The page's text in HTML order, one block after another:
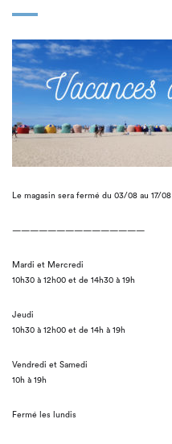
Le magasin sera fermé du 03/08 au 17/08
———————————————
Mardi et Mercredi
10h30 à 12h00 et de 14h30 à 19h
Jeudi
10h30 à 12h00 et de 14h à 19h
Vendredi et Samedi
10h à 19h
Fermé les lundis